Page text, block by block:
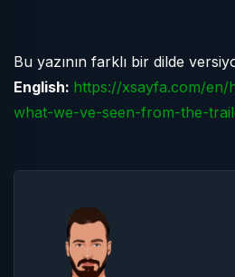
Bu yazının farklı bir dilde
English: https://xsayfa.com/
what-we-ve-seen-from-the-